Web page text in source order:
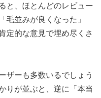
と、ほとんどのレビュー
毛並みが良くなった」
定的な意見で埋め尽くさ
ザーも多数いるでしょう
りが並ぶと、逆に「本当